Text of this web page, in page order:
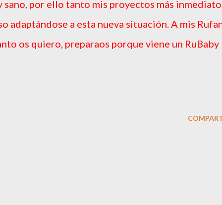
por ello tanto mis proyectos más
adaptándose a esta nueva situación. A mis
os quiero, preparaos porque viene un RuBaby